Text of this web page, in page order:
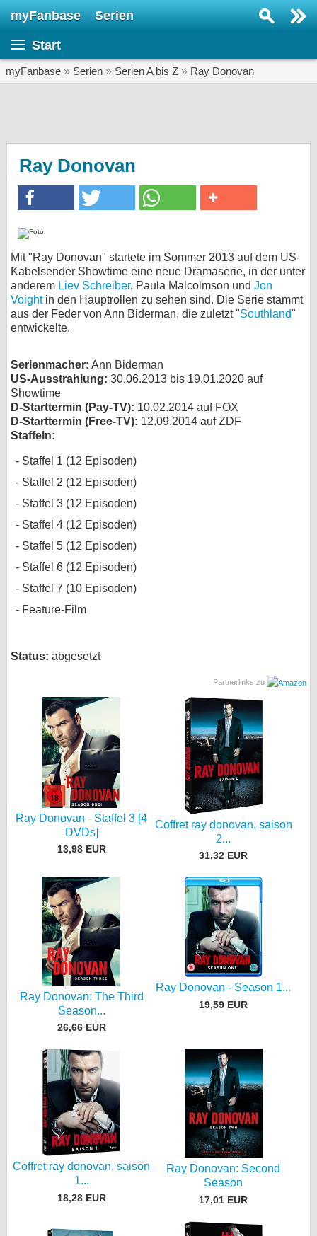
myFanbase Serien
Start
myFanbase » Serien » Serien A bis Z » Ray Donovan
Ray Donovan
Mit "Ray Donovan" startete im Sommer 2013 auf dem US-
Kabelsender Showtime eine neue Dramaserie, in der unter
anderem Liev Schreiber, Paula Malcolmson und Jon
Voightin den Hauptrollen zu sehen sind. Die Serie stammt
aus der Feder von Ann Biderman, die zuletzt "Southland"
entwickelte.
Serienmacher: Ann Biderman
US-Ausstrahlung: 30.06.2013 bis 19.01.2020 auf
Showtime
D-Starttermin (Pay-TV): 10.02.2014 auf FOX
D-Starttermin (Free-TV): 12.09.2014 auf ZDF
Staffeln:
Staffel 1 (12 Episoden)
Staffel 2 (12 Episoden)
Staffel 3 (12 Episoden)
Staffel 4 (12 Episoden)
Staffel 5 (12 Episoden)
Staffel 6 (12 Episoden)
Staffel 7 (10 Episoden)
Feature-Film
Status: abgesetzt
Partnerlinks zu
Ray Donovan - Staffel 3 [4
DVDs]
13,98 EUR
Coffret ray donovan, saison
2...
31,32 EUR
Ray Donovan: The Third
Season...
26,66 EUR
Ray Donovan - Season 1...
19,59 EUR
Coffret ray donovan, saison
1...
18,28 EUR
Ray Donovan: Second
Season
17,01 EUR
SERIEN
Veranstaltungen
KULTUR
SERVICE
Gewinnspiele
Forum
bei Facebook
Kontakt